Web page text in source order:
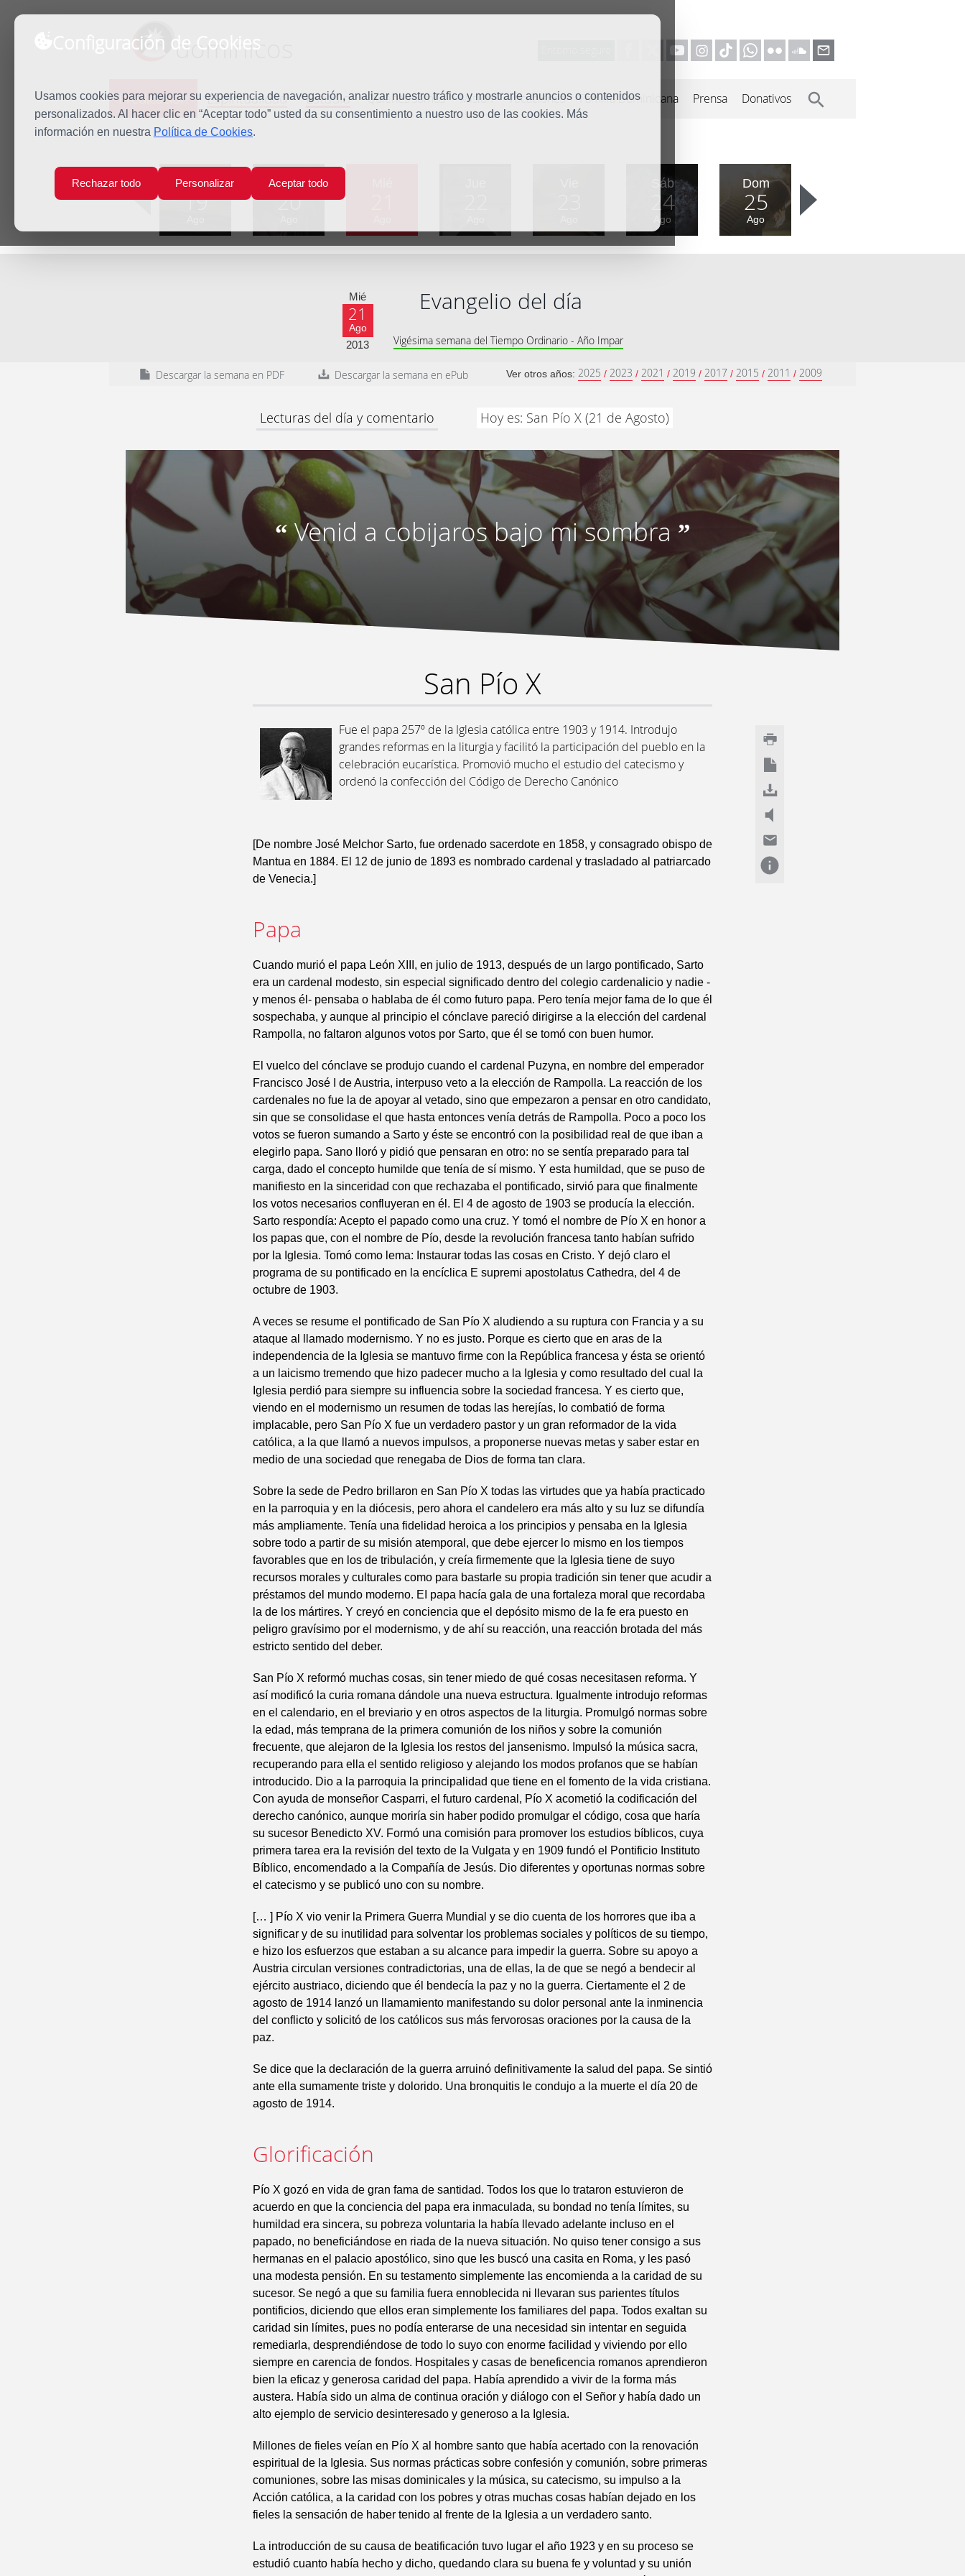
Configuración de Cookies
Usamos cookies para mejorar su experiencia de navegación, analizar nuestro tráfico y mostrarle anuncios o contenidos
personalizados. Al hacer clic en “Aceptar todo” usted da su consentimiento a nuestro uso de las cookies. Más
información en nuestra Política de Cookies.
Rechazar todo Personalizar Aceptar todo
dominicos
Predicación Espiritualidad Estudio Quiénes somos Misión Vocaciones Familia Dominicana Prensa Donativos
Inicio Predicación San Pío X
Lun
19
Mar
20
Sáb
24
Ago
Dom
25
Ago
Mié
21
Ago
2013
Evangelio del día
Vigésima semana del Tiempo Ordinario - Año Impar
Descargar la semana en PDF Descargar la semana en ePub Ver otros años: 2025 / 2023 / 2021 / 2019 / 2017 / 2015 / 2011 / 2009
Lecturas del día y comentario Hoy es: San Pío X (21 de Agosto)
“Venid a cobijaros bajo mi sombra ”
San Pío X
Fue el papa 257º de la Iglesia católica entre 1903 y 1914. Introdujo
grandes reformas en la liturgia y facilitó la participación del pueblo en la
celebración eucarística. Promovió mucho el estudio del catecismo y
ordenó la confección del Código de Derecho Canónico
[De nombre José Melchor Sarto, fue ordenado sacerdote en 1858, y consagrado obispo de
Mantua en 1884. El 12 de junio de 1893 es nombrado cardenal y trasladado al patriarcado
de Venecia.]
Papa
Cuando murió el papa León XIII, en julio de 1913, después de un largo pontificado, Sarto
era un cardenal modesto, sin especial significado dentro del colegio cardenalicio y nadie -
y menos él- pensaba o hablaba de él como futuro papa. Pero tenía mejor fama de lo que él
sospechaba, y aunque al principio el cónclave pareció dirigirse a la elección del cardenal
Rampolla, no faltaron algunos votos por Sarto, que él se tomó con buen humor.
El vuelco del cónclave se produjo cuando el cardenal Puzyna, en nombre del emperador
Francisco José I de Austria, interpuso veto a la elección de Rampolla. La reacción de los
cardenales no fue la de apoyar al vetado, sino que empezaron a pensar en otro candidato,
sin que se consolidase el que hasta entonces venía detrás de Rampolla. Poco a poco los
votos se fueron sumando a Sarto y éste se encontró con la posibilidad real de que iban a
elegirlo papa. Sano lloró y pidió que pensaran en otro: no se sentía preparado para tal
carga, dado el concepto humilde que tenía de sí mismo. Y esta humildad, que se puso de
manifiesto en la sinceridad con que rechazaba el pontificado, sirvió para que finalmente
los votos necesarios confluyeran en él. El 4 de agosto de 1903 se producía la elección.
Sarto respondía: Acepto el papado como una cruz. Y tomó el nombre de Pío X en honor a
los papas que, con el nombre de Pío, desde la revolución francesa tanto habían sufrido
por la Iglesia. Tomó como lema: Instaurar todas las cosas en Cristo. Y dejó claro el
programa de su pontificado en la encíclica E supremi apostolatus Cathedra, del 4 de
octubre de 1903.
A veces se resume el pontificado de San Pío X aludiendo a su ruptura con Francia y a su
ataque al llamado modernismo. Y no es justo. Porque es cierto que en aras de la
independencia de la Iglesia se mantuvo firme con la República francesa y ésta se orientó
a un laicismo tremendo que hizo padecer mucho a la Iglesia y como resultado del cual la
Iglesia perdió para siempre su influencia sobre la sociedad francesa. Y es cierto que,
viendo en el modernismo un resumen de todas las herejías, lo combatió de forma
implacable, pero San Pío X fue un verdadero pastor y un gran reformador de la vida
católica, a la que llamó a nuevos impulsos, a proponerse nuevas metas y saber estar en
medio de una sociedad que renegaba de Dios de forma tan clara.
Sobre la sede de Pedro brillaron en San Pío X todas las virtudes que ya había practicado
en la parroquia y en la diócesis, pero ahora el candelero era más alto y su luz se difundía
más ampliamente. Tenía una fidelidad heroica a los principios y pensaba en la Iglesia
sobre todo a partir de su misión atemporal, que debe ejercer lo mismo en los tiempos
favorables que en los de tribulación, y creía firmemente que la Iglesia tiene de suyo
recursos morales y culturales como para bastarle su propia tradición sin tener que acudir a
préstamos del mundo moderno. EI papa hacía gala de una fortaleza moral que recordaba
la de los mártires. Y creyó en conciencia que el depósito mismo de la fe era puesto en
peligro gravísimo por el modernismo, y de ahí su reacción, una reacción brotada del más
estricto sentido del deber.
San Pío X reformó muchas cosas, sin tener miedo de qué cosas necesitasen reforma. Y
así modificó la curia romana dándole una nueva estructura. Igualmente introdujo reformas
en el calendario, en el breviario y en otros aspectos de la liturgia. Promulgó normas sobre
la edad, más temprana de la primera comunión de los niños y sobre la comunión
frecuente, que alejaron de la Iglesia los restos del jansenismo. Impulsó la música sacra,
recuperando para ella el sentido religioso y alejando los modos profanos que se habían
introducido. Dio a la parroquia la principalidad que tiene en el fomento de la vida cristiana.
Con ayuda de monseñor Casparri, el futuro cardenal, Pío X acometió la codificación del
derecho canónico, aunque moriría sin haber podido promulgar el código, cosa que haría
su sucesor Benedicto XV. Formó una comisión para promover los estudios bíblicos, cuya
primera tarea era la revisión del texto de la Vulgata y en 1909 fundó el Pontificio Instituto
Bíblico, encomendado a la Compañía de Jesús. Dio diferentes y oportunas normas sobre
el catecismo y se publicó uno con su nombre.
[… ] Pío X vio venir la Primera Guerra Mundial y se dio cuenta de los horrores que iba a
significar y de su inutilidad para solventar los problemas sociales y políticos de su tiempo,
e hizo los esfuerzos que estaban a su alcance para impedir la guerra. Sobre su apoyo a
Austria circulan versiones contradictorias, una de ellas, la de que se negó a bendecir al
ejército austriaco, diciendo que él bendecía la paz y no la guerra. Ciertamente el 2 de
agosto de 1914 lanzó un llamamiento manifestando su dolor personal ante la inminencia
del conflicto y solicitó de los católicos sus más fervorosas oraciones por la causa de la
paz.
Se dice que la declaración de la guerra arruinó definitivamente la salud del papa. Se sintió
ante ella sumamente triste y dolorido. Una bronquitis le condujo a la muerte el día 20 de
agosto de 1914.
Glorificación
Pío X gozó en vida de gran fama de santidad. Todos los que lo trataron estuvieron de
acuerdo en que la conciencia del papa era inmaculada, su bondad no tenía límites, su
humildad era sincera, su pobreza voluntaria la había llevado adelante incluso en el
papado, no beneficiándose en riada de la nueva situación. No quiso tener consigo a sus
hermanas en el palacio apostólico, sino que les buscó una casita en Roma, y les pasó
una modesta pensión. En su testamento simplemente las encomienda a la caridad de su
sucesor. Se negó a que su familia fuera ennoblecida ni llevaran sus parientes títulos
pontificios, diciendo que ellos eran simplemente los familiares del papa. Todos exaltan su
caridad sin límites, pues no podía enterarse de una necesidad sin intentar en seguida
remediarla, desprendiéndose de todo lo suyo con enorme facilidad y viviendo por ello
siempre en carencia de fondos. Hospitales y casas de beneficencia romanos aprendieron
bien la eficaz y generosa caridad del papa. Había aprendido a vivir de la forma más
austera. Había sido un alma de continua oración y diálogo con el Señor y había dado un
alto ejemplo de servicio desinteresado y generoso a la Iglesia.
Millones de fieles veían en Pío X al hombre santo que había acertado con la renovación
espiritual de la Iglesia. Sus normas prácticas sobre confesión y comunión, sobre primeras
comuniones, sobre las misas dominicales y la música, su catecismo, su impulso a la
Acción católica, a la caridad con los pobres y otras muchas cosas habían dejado en los
fieles la sensación de haber tenido al frente de la Iglesia a un verdadero santo.
La introducción de su causa de beatificación tuvo lugar el año 1923 y en su proceso se
estudió cuanto había hecho y dicho, quedando clara su buena fe y voluntad y su unión